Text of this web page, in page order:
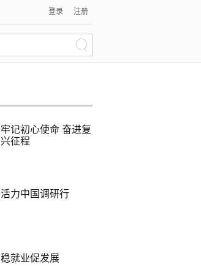
登录 注册
牢记初心使命 奋进复
兴征程
活力中国调研行
稳就业促发展